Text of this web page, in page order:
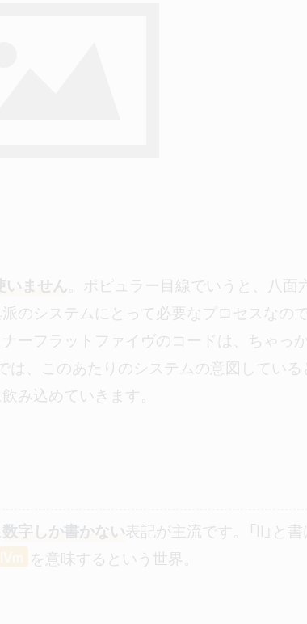
いません 。ポピュラー目線でいうと、八面
のシステムにとって必要なプロセスなので
ーフラットファイヴのコードは、ちゃっ
は、このあたりのシステムの意図してい
み込めていきます。
数字しか書かない表記が主流です。「II」と
を意味するという世界。